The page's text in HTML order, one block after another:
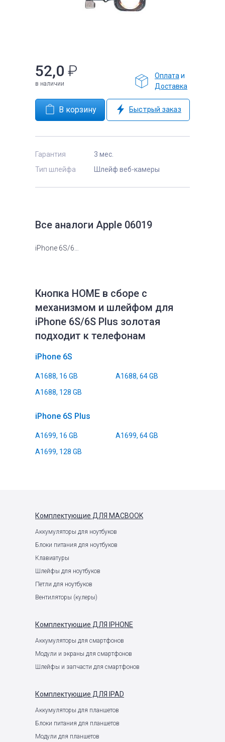
52,0 ₽
в наличии
Быстрый заказ
Оплата и
Доставка
Гарантия
3 мес.
Тип шлейфа
Шлейф веб-камеры
Все аналоги Apple 06019
Кнопка HOME в сборе с
механизмом и шлейфом для
iPhone 6S/6S Plus золотая
подходит к телефонам
iPhone 6S
A1688, 16 GB
A1688, 64 GB
A1688, 128 GB
iPhone 6S Plus
A1699, 16 GB
A1699, 64 GB
A1699, 128 GB
Комплектующие ДЛЯ MACBOOK
Аккумуляторы для ноутбуков
Блоки питания для ноутбуков
Клавиатуры
Шлейфы для ноутбуков
Петли для ноутбуков
Вентиляторы (кулеры)
Комплектующие ДЛЯ IPHONE
Аккумуляторы для смартфонов
Модули и экраны для смартфонов
Шлейфы и запчасти для смартфонов
Комплектующие ДЛЯ IPAD
Аккумуляторы для планшетов
Блоки питания для планшетов
Модули для планшетов